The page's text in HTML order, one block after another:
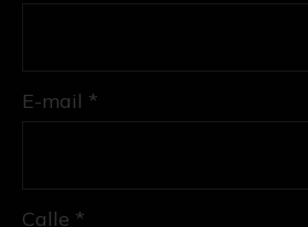
E-mail *
Calle *